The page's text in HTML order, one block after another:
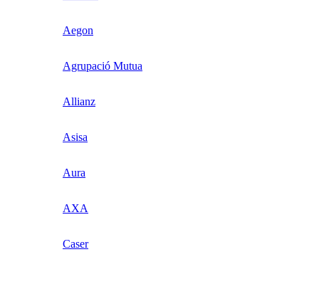
Aegon
Agrupació Mutua
Allianz
Asisa
Aura
AXA
Caser